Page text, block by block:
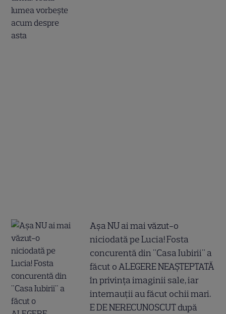
Așa NU ai mai văzut-o
niciodată pe Lucia! Fosta
concurentă din "Casa Iubirii" a
făcut o ALEGERE NEAȘTEPTATĂ
în privința imaginii sale, iar
internauții au făcut ochii mari.
E DE NERECUNOSCUT după